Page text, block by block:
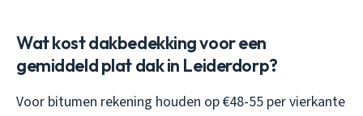
Wat kost dakbedekking voor een
gemiddeld plat dak in Leiderdorp?
Voor bitumen rekening houden op €48-55 per vierkante